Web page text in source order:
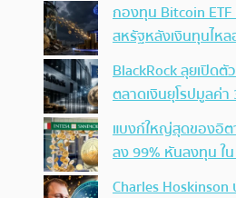
กองทุน Bitcoin ETF
สหรัฐหลังเงินทุนไห
BlackRock ลุยเปิด
ตลาดเงินยุโรปมูลค่
แบงก์ใหญ่สุดของอิต
ลง 99% หันลงทุน ใ
Charles